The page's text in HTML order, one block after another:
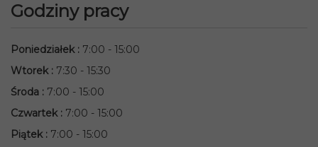
Godziny pracy
Poniedziałek: 7:00 - 15:00
Wtorek: 7:30 - 15:30
Środa : 7:00 - 15:00
Czwartek: 7:00 - 15:00
Piątek: 7:00 - 15:00